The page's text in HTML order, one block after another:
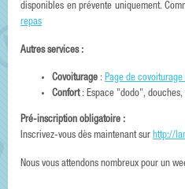
disponibles en prévente uniquement.
repas
Autres services :
Covoiturage : Page de covoiturage
Confort: Espace "dodo",
Pré-inscription obligatoire :
Inscrivez-vous dès maintenant sur http://
Nous vous attendons nombreux pour un